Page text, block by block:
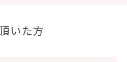
いた方